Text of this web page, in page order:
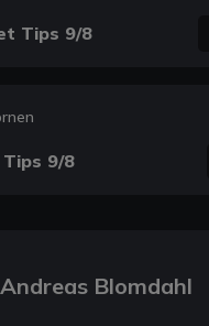
Tips 9/8
9/8
Andreas Blomdahl